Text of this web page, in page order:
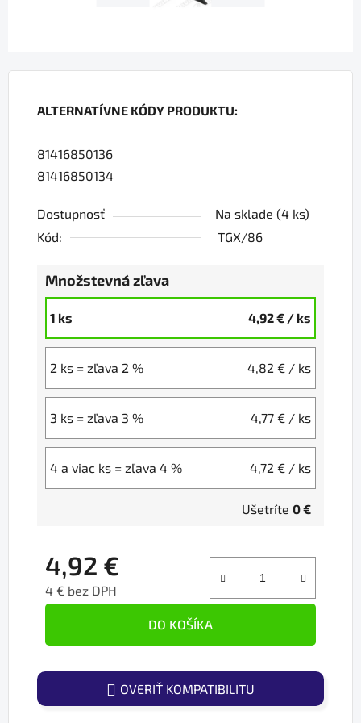
ALTERNATÍVNE KÓDY PRODUKTU:
81416850136
81416850134
Dostupnosť Na sklade (4 ks)
Kód:
TGX/86
Množstevná zľava
1 ks 4,92 € / ks
2 ks = zľava 2 % 4,82 € / ks
3 ks = zľava 3 % 4,77 € / ks
4 a viac ks = zľava 4 % 4,72 € / ks
Ušetríte 0 €
4,92 €
4 € bez DPH
DO KOŠÍKA
OVERIŤ KOMPATIBILITU